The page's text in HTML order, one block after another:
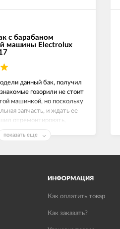
с барабаном
машины Electrolux
данный бак, получил
говорили не стоит
машинкой, но поскольку
запчасть, и ждать ее
отремонтировать,
как часы.
показать еще
ИНФОРМАЦИЯ
Как оплатить товар
Как заказать?